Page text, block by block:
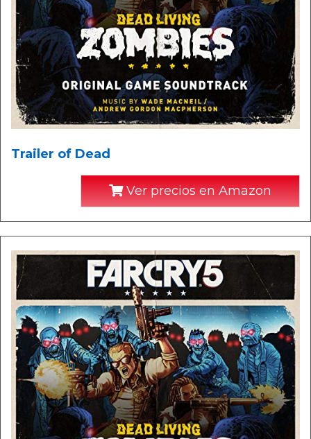
Trailer of Dead
Ver precios en Amazon